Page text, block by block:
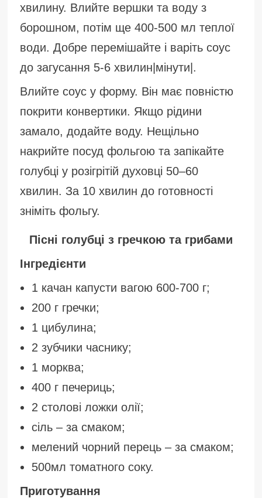
хвилину. Влийте вершки та воду з
борошном, потім ще 400-500 мл теплої
води. Добре перемішайте і варіть соус
до загусання 5-6 хвилин|мінути|.
Влийте соус у форму. Він має повністю
покрити конвертики. Якщо рідини
замало, додайте воду. Нещільно
накрийте посуд фольгою та запікайте
голубці у розігрітій духовці 50–60
хвилин. За 10 хвилин до готовності
зніміть фольгу.
Пісні голубці з гречкою та грибами
Інгредієнти
1 качан капусти вагою 600-700 г;
200 г гречки;
1 цибулина;
2 зубчики часнику;
1 морква;
400 г печериць;
2 столові ложки олії;
сіль – за смаком;
мелений чорний перець – за смаком;
500мл томатного соку.
Приготування